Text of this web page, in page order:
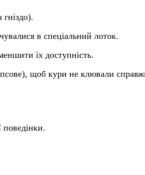
в спеціальний лоток.
їх доступність.
щоб кури не клювали
поведінки.